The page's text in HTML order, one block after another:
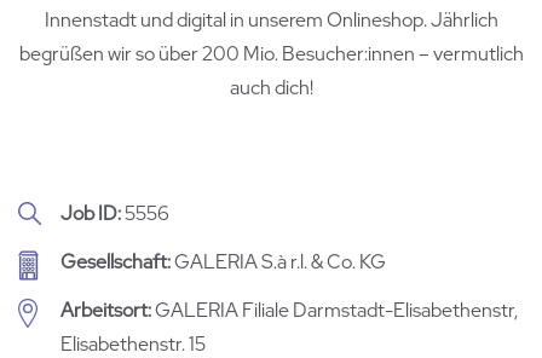
Innenstadt und digital in unserem Onlineshop. Jährlich
begrüßen wir so über 200 Mio. Besucher:innen – vermutlich
auch dich!
Job ID 5556
Gesellschaft GALERIA S.à r.l. & Co. KG
Arbeitsort GALERIA Filiale Darmstadt-Elisabethenstr,
Elisabethenstr. 15